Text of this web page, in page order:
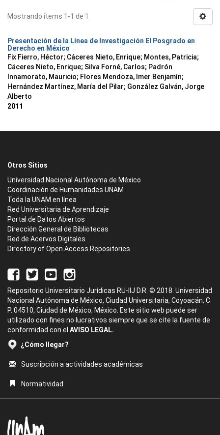
Mostrando ítems 1-1 de 1
Presentación de la Línea de Investigación El Posgrado en
Derecho en México
Fix Fierro, Héctor; Cáceres Nieto, Enrique; Montes, Patricia;
Cáceres Nieto, Enrique; Silva Forné, Carlos; Padrón
Innamorato, Mauricio; Flores Mendoza, Imer Benjamín;
Hernández Martínez, María del Pilar; González Galván, Jorge
Alberto
2011
Otros Sitios
Universidad Nacional Autónoma de México
Coordinación de Humanidades UNAM
Toda la UNAM en línea
Red Universitaria de Aprendizaje
Portal de Datos Abiertos
Dirección General de Bibliotecas
Red de Acervos Digitales
Directory of Open Access Repositories
Repositorio Universitario Jurídicas RU-IIJ D.R. © 2018. Universidad
Nacional Autónoma de México, Ciudad Universitaria, Coyoacán, C.
P. 04510, Ciudad de México, México. Este sitio web puede ser
utilizado con fines no lucrativos siempre que se cite la fuente de
conformidad con el AVISO LEGAL.
¿Cómo llegar?
Suscripción a actividades académicas
Normatividad